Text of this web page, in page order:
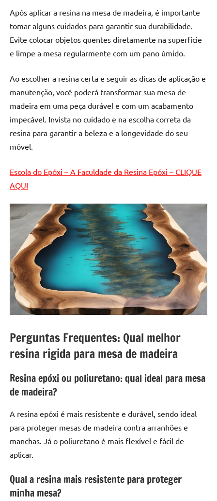
resinada
de
alta
qualidade,
as
Tables
e
mesas
de
resinadas.
Após aplicar a resina na mesa de madeira, é importante
tomar alguns cuidados para garantir sua durabilidade.
Evite colocar objetos quentes diretamente na superfície
e limpe a mesa regularmente com um pano úmido.
Ao escolher a resina certa e seguir as dicas de aplicação e
manutenção, você poderá transformar sua mesa de
madeira em uma peça durável e com um acabamento
impecável. Invista no cuidado e na escolha correta da
resina para garantir a beleza e a longevidade do seu
móvel.
Escola do Epóxi – A Faculdade da Resina Epóxi – CLIQUE
AQUI
Perguntas Frequentes: Qual melhor
resina rigida para mesa de madeira
Resina epóxi ou poliuretano: qual ideal para mesa
de madeira?
A resina epóxi é mais resistente e durável, sendo ideal
para proteger mesas de madeira contra arranhões e
manchas. Já o poliuretano é mais flexível e fácil de
aplicar.
Qual a resina mais resistente para proteger
minha mesa?